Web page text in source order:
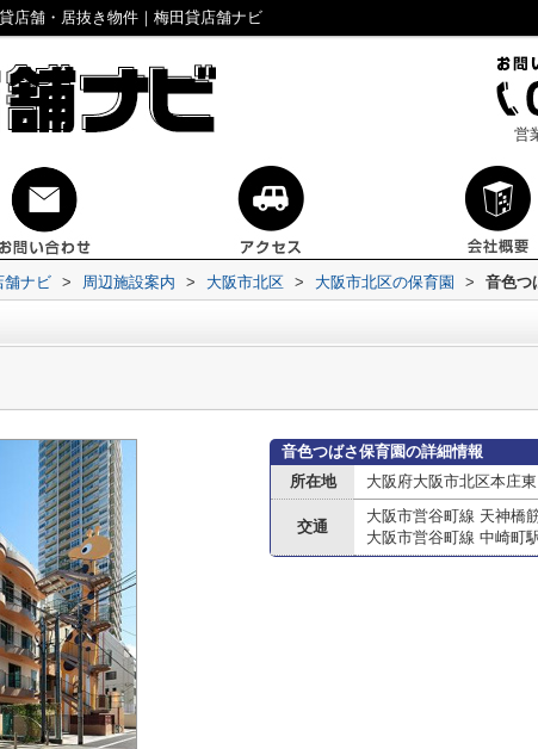
店舗・居抜き物件｜梅田貸店舗ナビ
営
舗ナビ > 周辺施設案内 > 大阪市北区 > 大阪市北区の保育園 > 音色つ
音色つばさ保育園の詳細情報
所在地
大阪府大阪市北区本庄
交通
大阪市営谷町線 天神橋
大阪市営谷町線 中崎町